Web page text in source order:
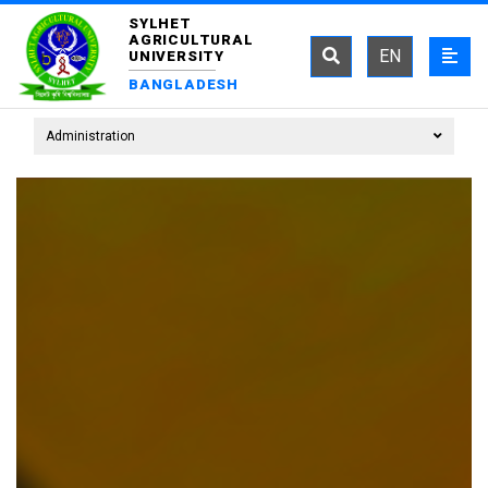
SYLHET
AGRICULTURAL
UNIVERSITY
BANGLADESH
EN
Administration